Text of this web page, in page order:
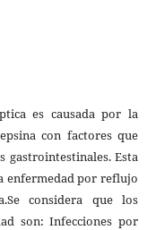
es causada por la
con factores que
gastrointestinales. Esta
enfermedad por reflujo
considera que los
son: Infecciones por